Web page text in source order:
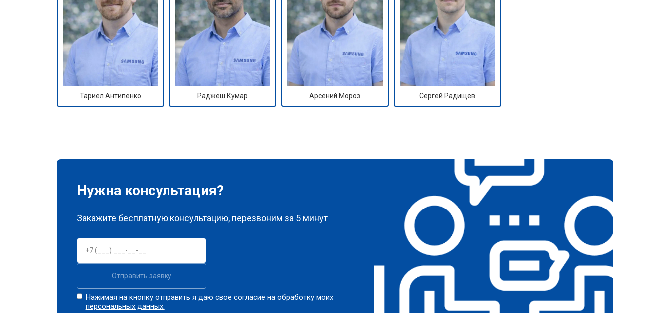
Тариел Антипенко Раджеш Кумар Арсений Мороз Сергей Радищев
Нужна консультация?
Закажите бесплатную консультацию, перезвоним за 5 минут
Отправить заявку
Нажимая на кнопку отправить я даю свое согласие на обработку моих
персональных данных.